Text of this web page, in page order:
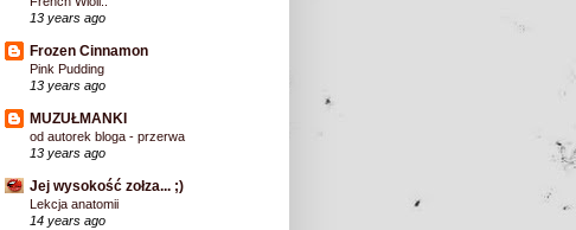
13 years ago
Frozen Cinnamon
Pink Pudding
13 years ago
MUZUŁMANKI
od autorek bloga - przerwa
13 years ago
Jej wysokość zołza... ;)
Lekcja anatomii
14 years ago